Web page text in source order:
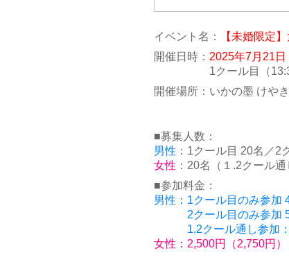
イベント名：
【未婚限定
開催日時： 2025年7月21日
1クール目（13:30～
開催場所：いかの墨 けや
■募集人数：
男性 ：1クール目 20名／2
女性 ：20名（１.2クール
■参加料金：
男性：1クール目のみ参加
2クール目のみ参加
1.2クール通し参加：
女性：2,500円（2,750円